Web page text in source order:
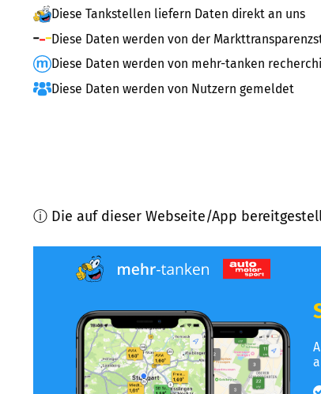
Diese Tankstellen liefern Daten direkt an uns
Diese Daten werden von der
Diese Daten werden von mehr-tanken
Diese Daten werden von Nutzern gemeldet
ⓘ Die auf dieser Webseite/App